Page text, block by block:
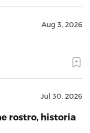
Aug 3, 2026
Jul 30, 2026
rostro, historia